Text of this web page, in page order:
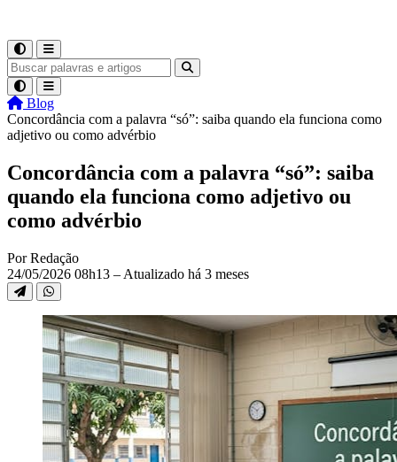
Blog
Concordância com a palavra “só”: saiba quando ela funciona como
adjetivo ou como advérbio
Concordância com a palavra “só”: saiba
quando ela funciona como adjetivo ou
como advérbio
Por Redação
24/05/2026 08h13 – Atualizado há 3 meses